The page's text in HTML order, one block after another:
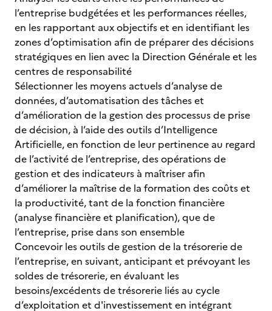
l’entreprise budgétées et les performances réelles,
en les rapportant aux objectifs et en identifiant les
zones d’optimisation afin de préparer des décisions
stratégiques en lien avec la Direction Générale et les
centres de responsabilité
Sélectionner les moyens actuels d’analyse de
données, d’automatisation des tâches et
d’amélioration de la gestion des processus de prise
de décision, à l’aide des outils d’Intelligence
Artificielle, en fonction de leur pertinence au regard
de l’activité de l’entreprise, des opérations de
gestion et des indicateurs à maîtriser afin
d’améliorer la maîtrise de la formation des coûts et
la productivité, tant de la fonction financière
(analyse financière et planification), que de
l’entreprise, prise dans son ensemble
Concevoir les outils de gestion de la trésorerie de
l’entreprise, en suivant, anticipant et prévoyant les
soldes de trésorerie, en évaluant les
besoins/excédents de trésorerie liés au cycle
d’exploitation et d'investissement en intégrant